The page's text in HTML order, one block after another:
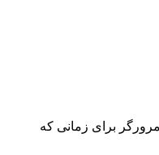
برای زمانی که